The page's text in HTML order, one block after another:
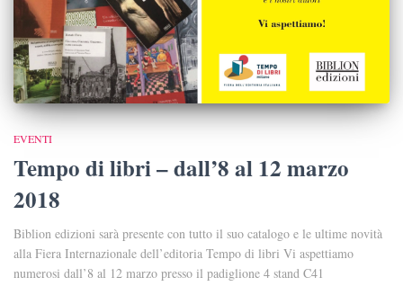
EVENTI
Tempo di libri – dall’8 al 12 marzo
2018
Biblion edizioni sarà presente con tutto il suo catalogo e le ultime novità
alla Fiera Internazionale dell’editoria Tempo di libri Vi aspettiamo
numerosi dall’8 al 12 marzo presso il padiglione 4 stand C41